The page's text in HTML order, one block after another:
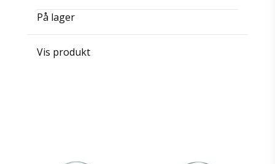
På lager
Vis produkt